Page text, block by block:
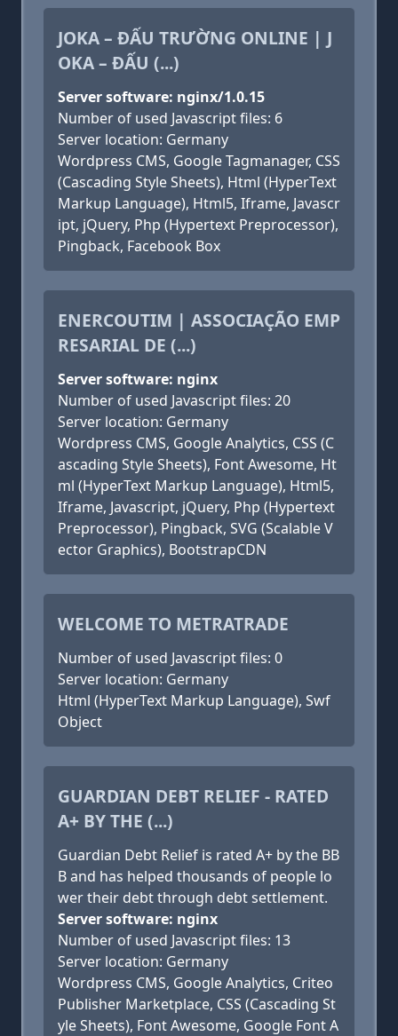
JOKA – ĐẤU TRƯỜNG ONLINE | J
OKA – ĐẤU (...)
Server software: nginx/1.0.15
Number of used Javascript files: 6
Server location: Germany
Wordpress CMS, Google Tagmanager, CSS
(Cascading Style Sheets), Html (HyperText
Markup Language), Html5, Iframe, Javascr
ipt, jQuery, Php (Hypertext Preprocessor),
Pingback, Facebook Box
ENERCOUTIM | ASSOCIAÇÃO EMP
RESARIAL DE (...)
Server software: nginx
Number of used Javascript files: 20
Server location: Germany
Wordpress CMS, Google Analytics, CSS (C
ascading Style Sheets), Font Awesome, Ht
ml (HyperText Markup Language), Html5,
Iframe, Javascript, jQuery, Php (Hypertext
Preprocessor), Pingback, SVG (Scalable V
ector Graphics), BootstrapCDN
WELCOME TO METRATRADE
Number of used Javascript files: 0
Server location: Germany
Html (HyperText Markup Language), Swf
Object
GUARDIAN DEBT RELIEF - RATED
A+ BY THE (...)
Guardian Debt Relief is rated A+ by the BB
B and has helped thousands of people lo
wer their debt through debt settlement.
Server software: nginx
Number of used Javascript files: 13
Server location: Germany
Wordpress CMS, Google Analytics, Criteo
Publisher Marketplace, CSS (Cascading St
yle Sheets), Font Awesome, Google Font A